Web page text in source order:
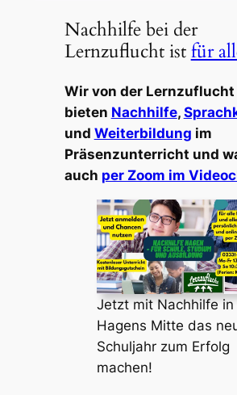
Nachhilfe bei der
Lernzuflucht istfür
Wir von der Lernzuflucht
bieten Nachhilfe,
und Weiterbildung im
Präsenzunterricht und
auch per Zoom im
Jetzt mit Nachhilfe in
Hagens Mitte das
Schuljahr zum Erfolg
machen!